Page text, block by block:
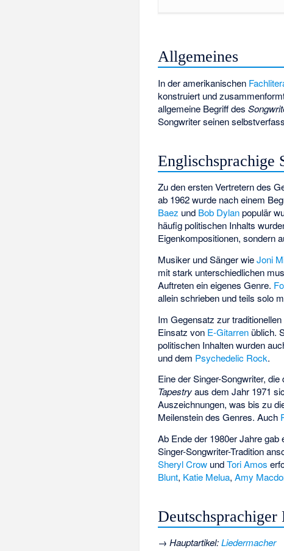
Allgemeines
In der amerikanischen
konstruiert und
allgemeine Begriff des
Songwriter seinen
Englischsprachige
Zu den ersten Vertretern des
ab 1962 wurde nach einem
Baez und Bob Dylanpopulär
häufig politischen Inhalts
Eigenkompositionen, sondern
Musiker und Sänger wieJoni
mit stark unterschiedlichen
Auftreten ein eigenes Genre.
allein schrieben und teils solo
Im Gegensatz zur
Einsatz von E-Gitarren üblich.
politischen Inhalten wurden
und dem Psychedelic Rock.
Eine der Singer-Songwriter,
Tapestryaus dem Jahr 1971
Auszeichnungen, was bis zu
Meilenstein des Genres. Auch
Ab Ende der 1980er Jahre
Singer-Songwriter-Tradition
Sheryl Crow undTori Amos
Blunt, Katie Melua,Amy
Deutschsprachiger
→Hauptartikel:Liedermacher